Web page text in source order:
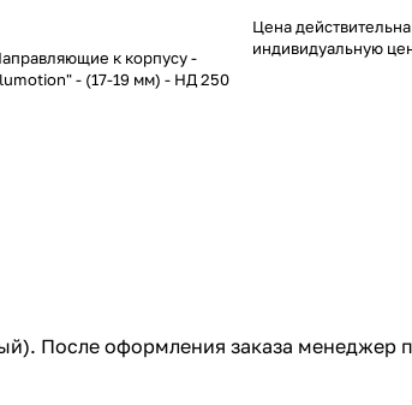
к корпусу -
- (17-19 мм) - НД 250
Цена
индивидуальную
После оформления заказа менеджер